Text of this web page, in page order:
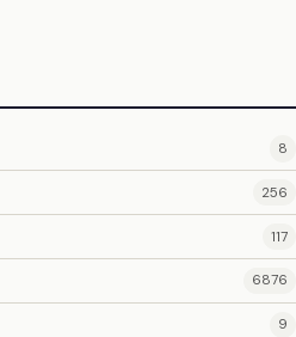
8
256
117
6876
9